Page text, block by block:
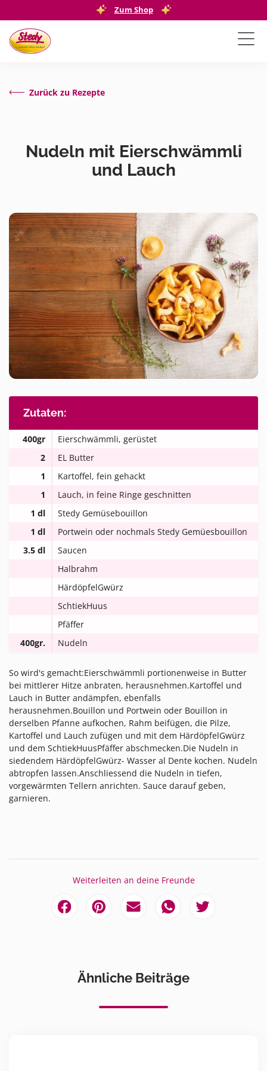
Zum Shop
Zurück zu Rezepte
Nudeln mit Eierschwämmli
und Lauch
Zutaten:
400gr
Eierschwämmli, gerüstet
2
EL Butter
1
Kartoffel, fein gehackt
1
Lauch, in feine Ringe geschnitten
1 dl
Stedy Gemüsebouillon
1 dl
Portwein oder nochmals Stedy Gemüesbouillon
3.5 dl
Saucen
Halbrahm
HärdöpfelGwürz
SchtiekHuus
Pfäffer
400gr.
Nudeln
So wird's gemacht:Eierschwämmli portionenweise in Butter
bei mittlerer Hitze anbraten, herausnehmen.Kartoffel und
Lauch in Butter andämpfen, ebenfalls
herausnehmen.Bouillon und Portwein oder Bouillon in
derselben Pfanne aufkochen, Rahm beifügen, die Pilze,
Kartoffel und Lauch zufügen und mit dem HärdöpfelGwürz
und dem SchtiekHuusPfäffer abschmecken.Die Nudeln in
siedendem HärdöpfelGwürz- Wasser al Dente kochen. Nudeln
abtropfen lassen.Anschliessend die Nudeln in tiefen,
vorgewärmten Tellern anrichten. Sauce darauf geben,
garnieren.
Weiterleiten an deine Freunde
Ähnliche Beiträge